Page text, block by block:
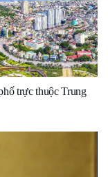
trực thuộc Trung